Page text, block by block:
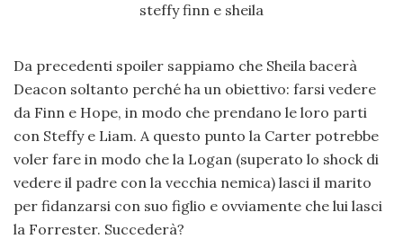
Da precedenti spoiler sappiamo che Sheila bacerà
Deacon soltanto perché ha un obiettivo: farsi vedere
da Finn e Hope, in modo che prendano le loro parti
con Steffy e Liam. A questo punto la Carter potrebbe
voler fare in modo che la Logan (superato lo shock di
vedere il padre con la vecchia nemica) lasci il marito
per fidanzarsi con suo figlio e ovviamente che lui lasci
la Forrester. Succederà?